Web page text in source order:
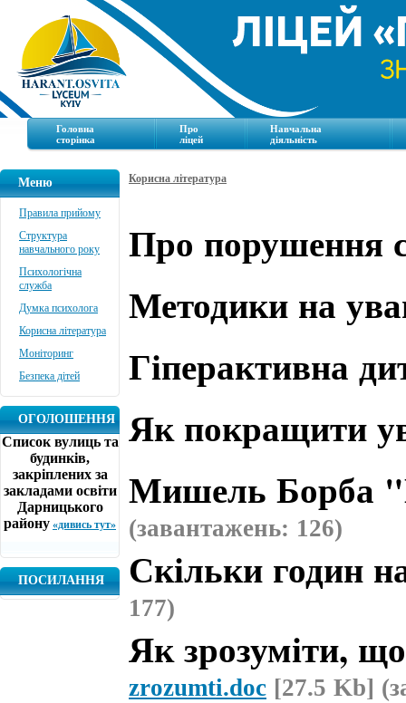
Головна
сторінка
Про
ліцей
Навчальна
діяльність
Меню
Правила прийому
Структура
навчального року
Психологічна
служба
Думка психолога
Корисна література
Моніторинг
Безпека дітей
ОГОЛОШЕННЯ
Список вулиць та
будинків,
закріплених за
закладами освіти
Дарницького
району «дивись тут»
ПОСИЛАННЯ
Корисна література
Про порушення
Методики на
Гіперактивна
Як покращити
Мишель Борба
(завантажень: 126)
Скільки годин
177)
Як зрозуміти,
zrozumti.doc [27.5 Kb]